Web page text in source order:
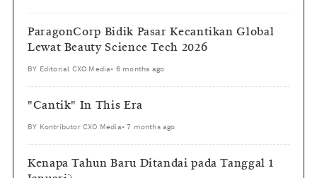
ParagonCorp Bidik Pasar Kecantikan Global
Lewat Beauty Science Tech 2026
BY Editorial CXO Media • 6 months ago
"Cantik" In This Era
BY Kontributor CXO Media •7 months ago
Kenapa Tahun Baru Ditandai pada Tanggal 1